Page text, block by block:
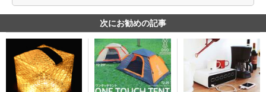
次にお勧めの記事